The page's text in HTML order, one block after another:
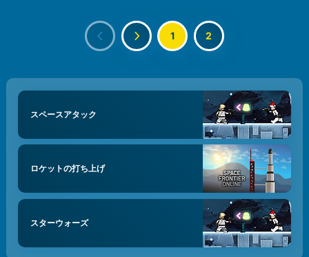
1 2
スペースアタック
ロケットの打ち上げ
スターウォーズ